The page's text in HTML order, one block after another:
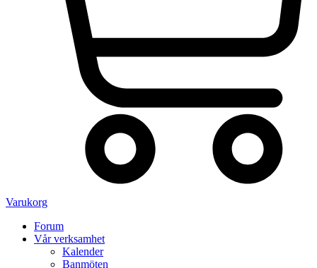
Varukorg
Forum
Vår verksamhet
Kalender
Banmöten